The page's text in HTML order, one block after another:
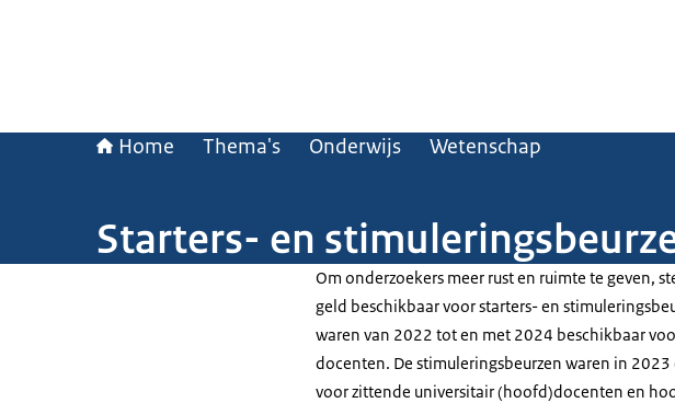
Home Thema's Onderwijs Wetenschap
Starters- en
Om onderzoekers meer rust en ruimte te geven,
geld beschikbaar voor starters- en
waren van 2022 tot en met 2024 beschikbaar
docenten. De stimuleringsbeurzen waren in
voor zittende universitair (hoofd)docenten en